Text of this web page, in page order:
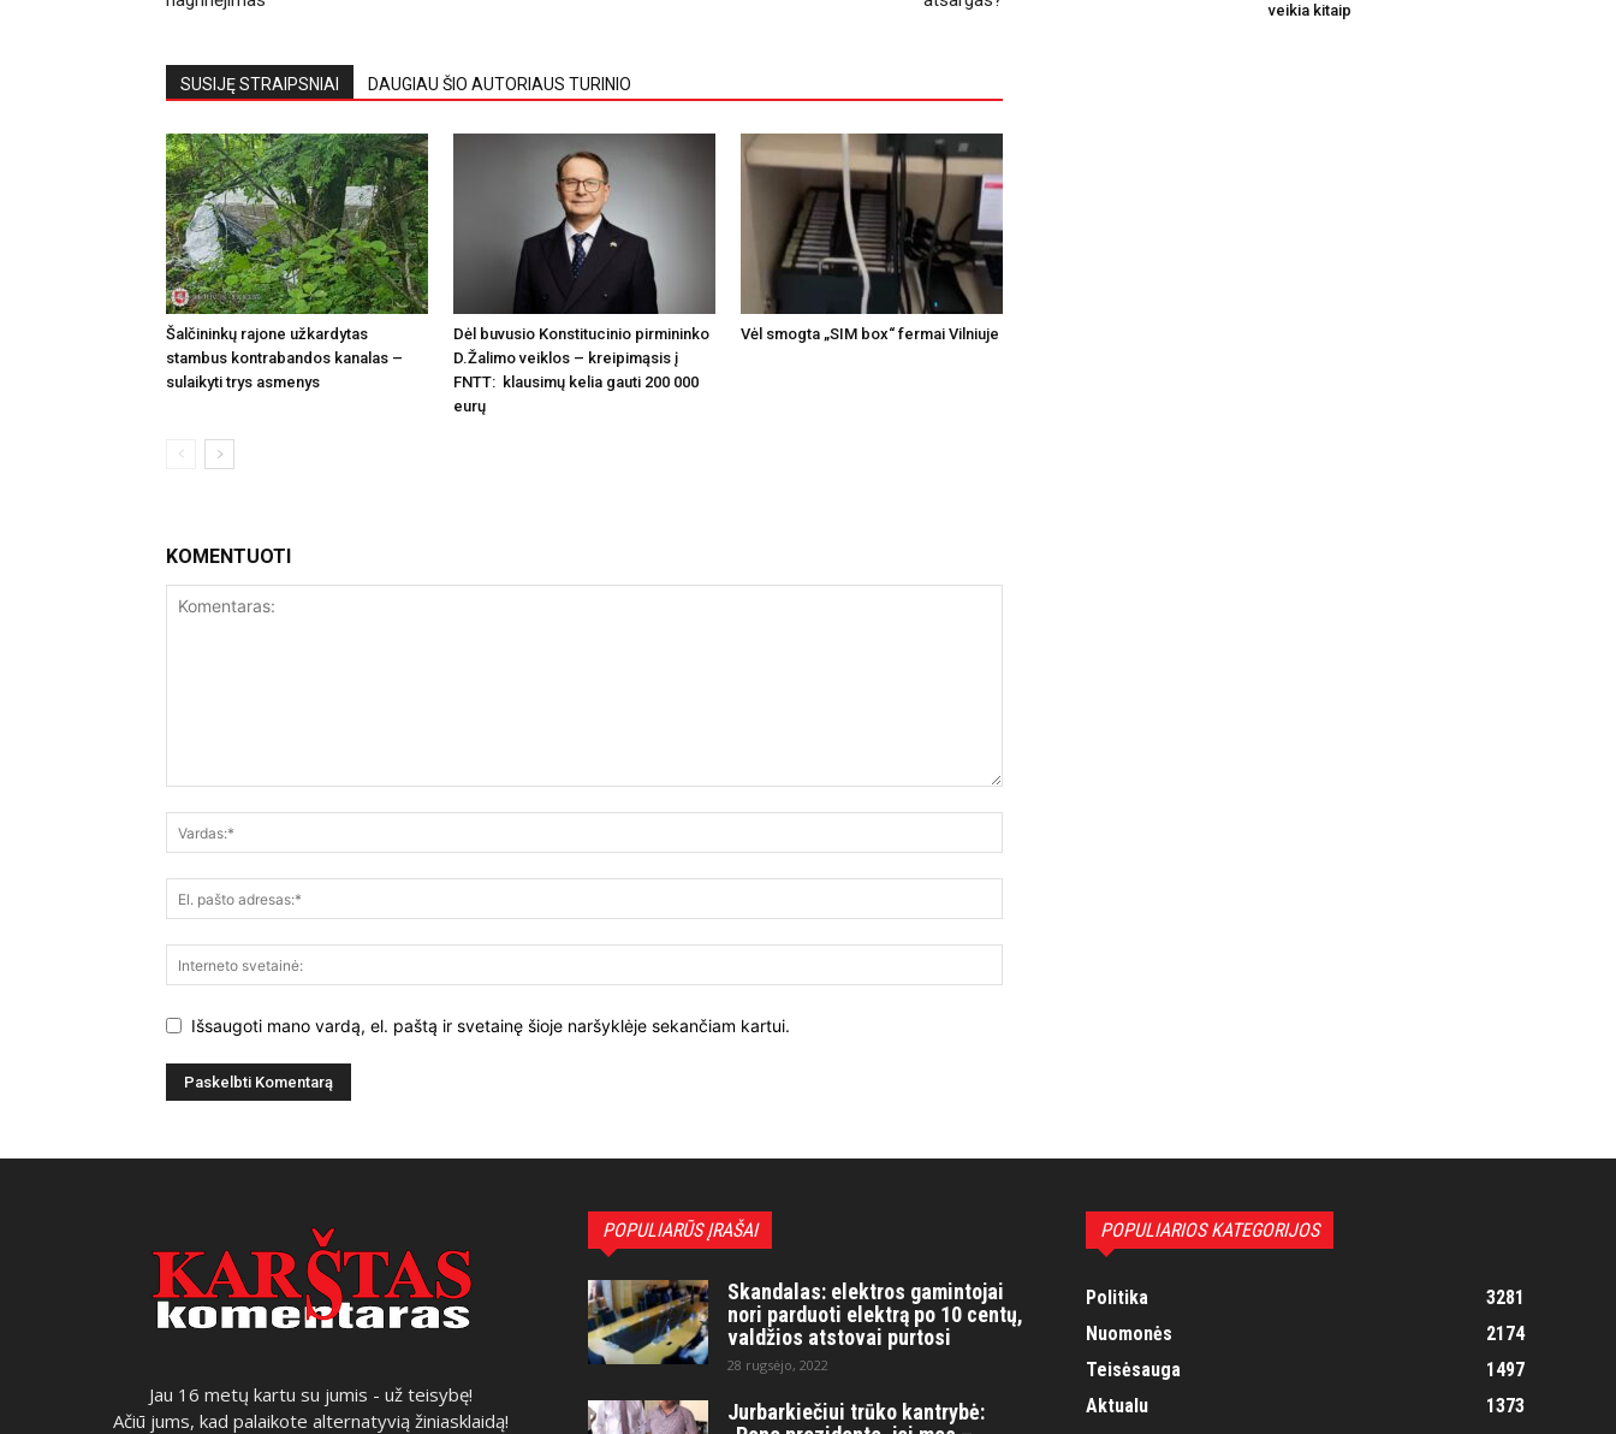
SUSIJĘ STRAIPSNIAI DAUGIAU ŠIO AUTORIAUS TURINIO
Šalčininkų rajone užkardytas
stambus kontrabandos kanalas –
sulaikyti trys asmenys
Dėl buvusio Konstitucinio pirmininko
D.Žalimo veiklos – kreipimąsis į
FNTT: klausimų kelia gauti 200 000
eurų
Vėl smogta „SIM box“ fermai Vilniuje
KOMENTUOTI
Išsaugoti mano vardą, el. paštą ir svetainę šioje naršyklėje sekančiam kartui.
veikia kitaip
Jau 16 metų kartu su jumis - už teisybę!
Ačiū jums, kad palaikote alternatyvią žiniasklaidą!
POPULIARŪS ĮRAŠAI
Skandalas: elektros gamintojai
nori parduoti elektrą po 10 centų,
valdžios atstovai purtosi
28 rugsėjo, 2022
Jurbarkiečiui trūko kantrybė:
POPULIARIOS KATEGORIJOS
Politika
3281
Nuomonės
2174
Teisėsauga
1497
Aktualu
1373